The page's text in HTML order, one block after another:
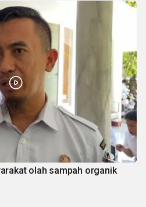
olah sampah organik